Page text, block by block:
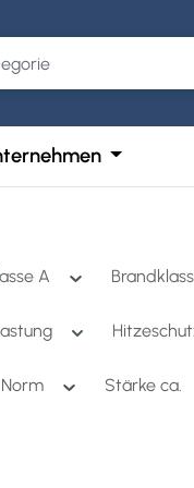
Services
derÖffne
A
Norm Stärke ca.